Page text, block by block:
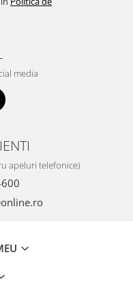
media
apeluri telefonice)